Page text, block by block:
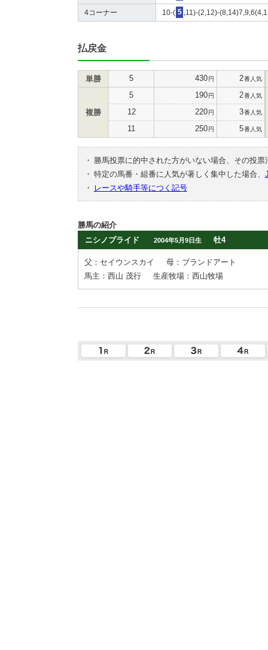
4コーナー 10-( 5 ,11)-(2,12)-
払戻金
単勝 5 430円 2番人気
複勝
5 190円 2番人気
12 220円 3番人気
11 250円 5番人気
・
勝馬投票に的中された方がいない場合、その投
・ 特定の馬番・組番に人気が著しく集中した場合、
・
レースや騎手等につく記号
勝馬の紹介
ニシノプライド
2004年5月9日生 牡4
父：セイウンスカイ
母：ブランドアート
馬主：西山 茂行
生産牧場：西山牧場